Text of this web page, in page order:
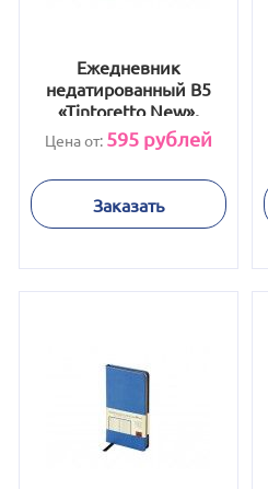
Ежедневник
недатированный B5
«Tintoretto New»,
черный
Цена от: 595рублей
Заказать